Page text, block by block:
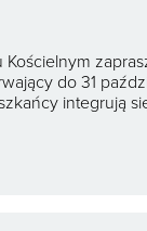
do 31
integrują